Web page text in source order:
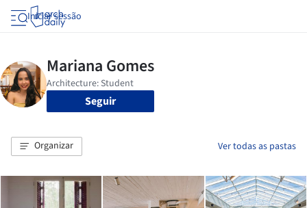
Iniciar sessão
Seguir
Organizar Ver todas as pastas